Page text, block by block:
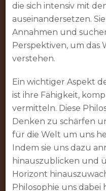
die sich intensiv mit
auseinandersetzen.
Annahmen und
Perspektiven, um das
verstehen.
Ein wichtiger Aspekt
ist ihre Fähigkeit,
vermitteln. Diese
Denken zu schärfen
für die Welt um uns
Indem sie uns dazu
hinauszublicken und
Horizont
Philosophie uns